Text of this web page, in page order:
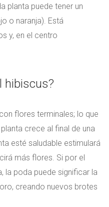
planta puede tener un
o naranja). Está
y, en el centro
hibiscus?
flores terminales; lo que
crece al final de una
esté saludable estimulará
más flores. Si por el
la poda puede significar la
creando nuevos brotes